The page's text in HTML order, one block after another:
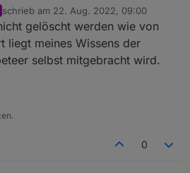
- war ursprünglich hier im
- wurde aber verschoben
post/845827
schrieb am 22. Aug. 2022, 09:00
zuletzt editiert von
gelöscht werden wie von
liegt meines Wissens der
selbst mitgebracht wird.
0